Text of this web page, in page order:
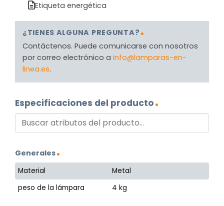
Etiqueta energética
¿TIENES ALGUNA PREGUNTA?
Contáctenos. Puede comunicarse con nosotros
por correo electrónico a info@lamparas-en-
linea.es.
Especificaciones del producto
Generales
Material
Metal
peso de la lámpara
4 kg